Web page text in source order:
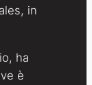
in
ha
è